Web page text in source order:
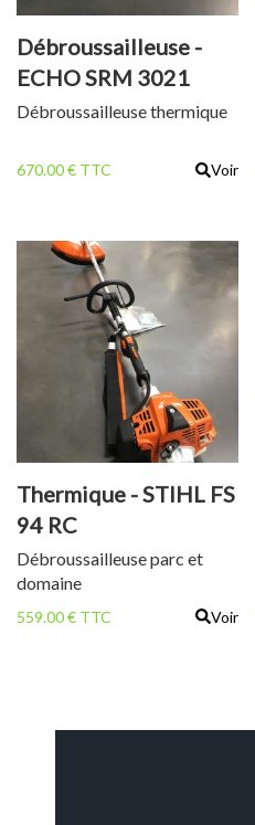
Débroussailleuse -
ECHO SRM 3021
TESU
Débroussailleuse thermique
670.00 € TTC Voir
Thermique - STIHL FS
94 RC
Débroussailleuse parc et
domaine
559.00 € TTC Voir